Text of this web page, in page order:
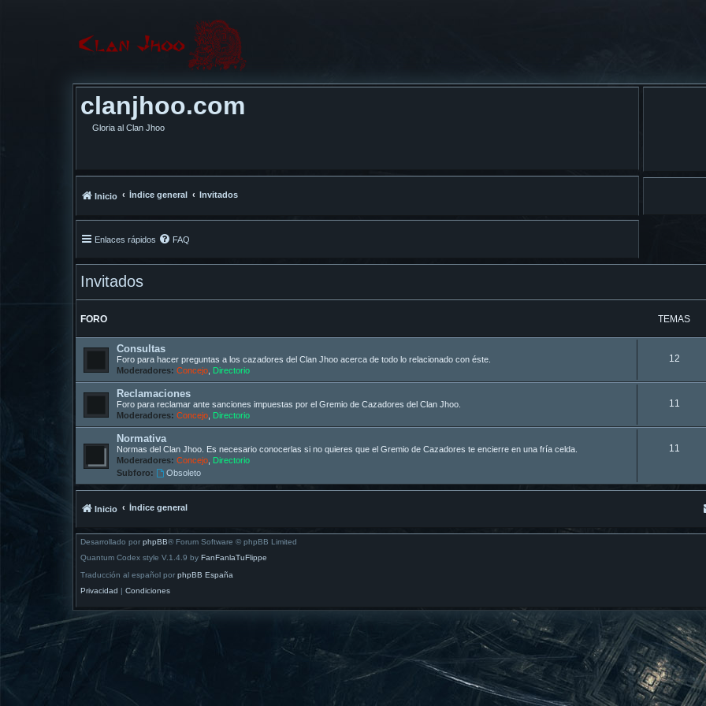
clanjhoo.com
Gloria al Clan Jhoo
Inicio Índice general Invitados
Enlaces rápidos FAQ
Invitados
FORO TEMAS
Consultas
Foro para hacer preguntas a los cazadores del Clan Jhoo acerca de todo lo relacionado con éste.
Moderadores: Concejo Directorio
12
Reclamaciones
Foro para reclamar ante sanciones impuestas por el Gremio de Cazadores del Clan Jhoo.
Moderadores: Concejo Directorio
11
Normativa
Normas del Clan Jhoo. Es necesario conocerlas si no quieres que el Gremio de Cazadores te encierre en una fría celda.
Moderadores: Concejo Directorio
Subforo:
Obsoleto
11
Inicio Índice general
Desarrollado por phpBB® Forum Software © phpBB Limited
Quantum Codex style V.1.4.9 by FanFanlaTuFlippe
Traducción al español por phpBB España
Privacidad | Condiciones